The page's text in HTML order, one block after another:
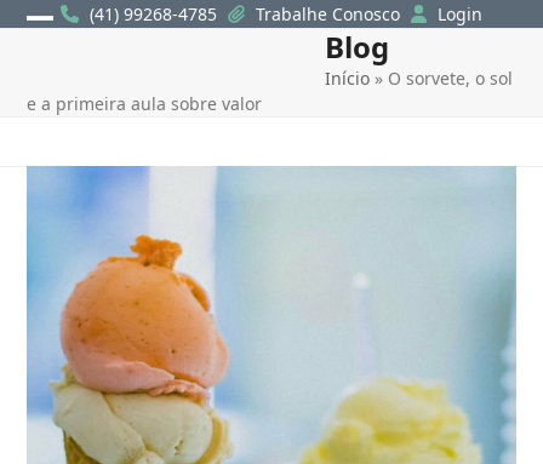
Skip
(41) 99268-4785 Trabalhe Conosco Login
menu
menu
Blog
Início » O sorvete, o sol
e a primeira aula sobre valor